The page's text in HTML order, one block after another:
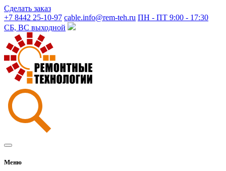
Сделать заказ
+7 8442 25-10-97 cable.info@rem-teh.ru ПН - ПТ 9:00 - 17:30
СБ, ВС выходной
Меню